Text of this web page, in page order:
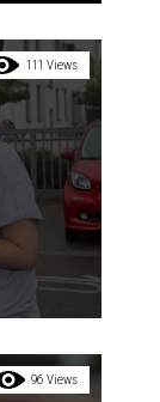
111 Views
96 Views